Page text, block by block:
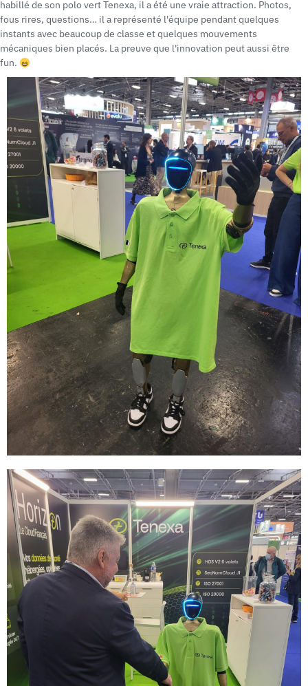
habillé de son polo vert Tenexa, il a été une vraie attraction. Photos,
fous rires, questions… il a représenté l'équipe pendant quelques
instants avec beaucoup de classe et quelques mouvements
mécaniques bien placés. La preuve que l'innovation peut aussi être
fun.